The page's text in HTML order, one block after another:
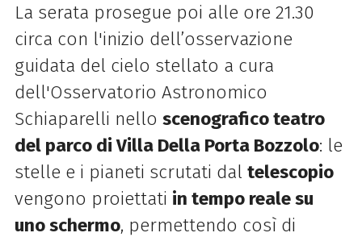
La serata prosegue poi alle ore 21.30
circa con l'inizio dell’osservazione
guidata del cielo stellato a cura
dell'Osservatorio Astronomico
Schiaparelli nello scenografico teatro
del parco di Villa Della Porta Bozzolo: le
stelle e i pianeti scrutati dal telescopio
vengono proiettati in tempo reale su
uno schermo, permettendo così di